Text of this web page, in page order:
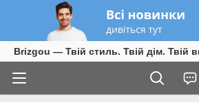
Brizgou — Твій стиль. Твій дім. Твій